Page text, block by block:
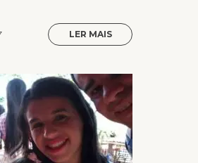
LER MAIS